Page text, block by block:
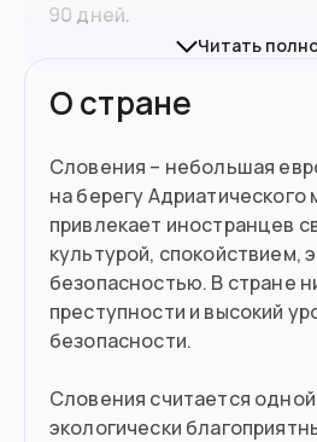
90 дней.
Подробнее об условиях
При въезде в страны ЕС
биометрический (10-
Граждане РФ могут
каждая ситуация будет
индивидуально
погранслужбы конкретной
Население
Подойдет вам если
Хотите поступить в вуз
Читать
О стране
Словения – небольшая
на берегу Адриатического
привлекает иностранцев
культурой, спокойствием,
безопасностью. В стране
преступности и высокий
безопасности.
Словения считается
экологически